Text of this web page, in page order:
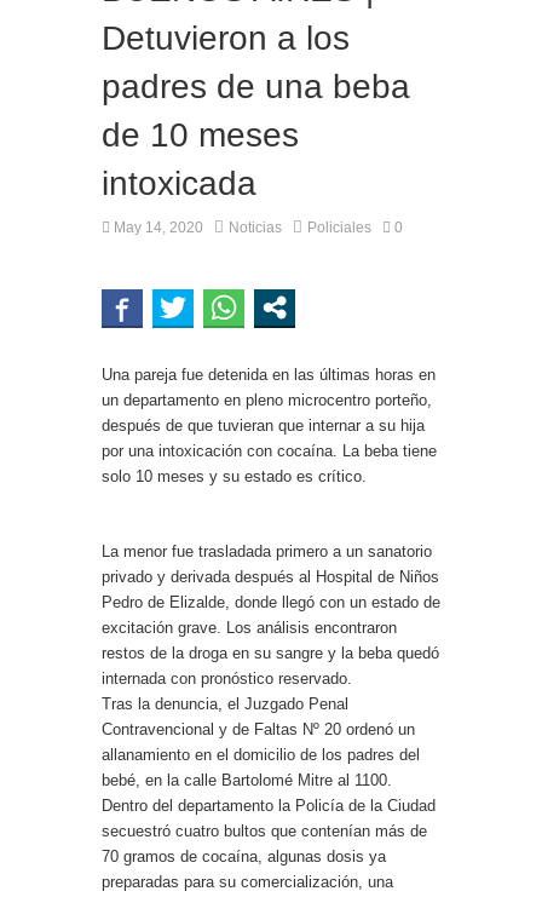
Detuvieron a los
padres de una beba
de 10 meses
intoxicada
May 14, 2020 Noticias Policiales 0
Una pareja fue detenida en las últimas horas en
un departamento en pleno microcentro porteño,
después de que tuvieran que internar a su hija
por una intoxicación con cocaína. La beba tiene
solo 10 meses y su estado es crítico.
La menor fue trasladada primero a un sanatorio
privado y derivada después al Hospital de Niños
Pedro de Elizalde, donde llegó con un estado de
excitación grave. Los análisis encontraron
restos de la droga en su sangre y la beba quedó
internada con pronóstico reservado.
Tras la denuncia, el Juzgado Penal
Contravencional y de Faltas Nº 20 ordenó un
allanamiento en el domicilio de los padres del
bebé, en la calle Bartolomé Mitre al 1100.
Dentro del departamento la Policía de la Ciudad
secuestró cuatro bultos que contenían más de
70 gramos de cocaína, algunas dosis ya
preparadas para su comercialización, una